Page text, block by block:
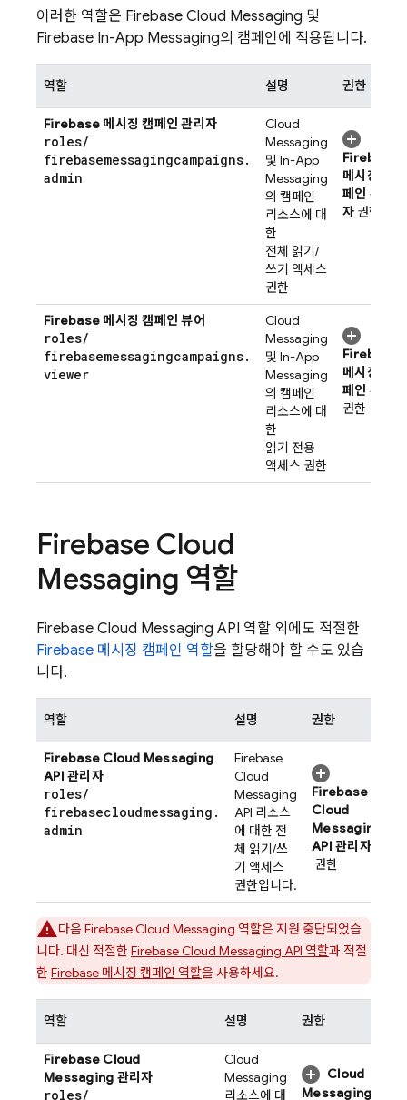
이러한 역할은 Firebase Cloud Messaging 및
Firebase In-App Messaging의 캠페인에 적용됩니다.
역할 설명 권한
Firebase 메시징 캠페인 관리자
roles/
firebasemessagingcampaigns.
admin
Cloud
Messaging
및 In-App
Messaging
의 캠페인
리소스에 대
한
전체 읽기/
쓰기 액세스
권한
Firebase
메시징 캠
페인 관리
자 권한
Firebase 메시징 캠페인 뷰어
roles/
firebasemessagingcampaigns.
viewer
Cloud
Messaging
및 In-App
Messaging
의 캠페인
리소스에 대
한
읽기 전용
액세스 권한
Firebase
메시징 캠
페인 뷰어
권한
Firebase Cloud
Messaging 역할
Firebase Cloud Messaging API 역할 외에도 적절한
Firebase 메시징 캠페인 역할을 할당해야 할 수도 있습
니다.
역할 설명 권한
Firebase Cloud Messaging
API 관리자
roles/
firebasecloudmessaging .
admin
Firebase
Cloud
Messaging
API 리소스
에 대한 전
체 읽기/쓰
기 액세스
권한입니다.
Firebase
Cloud
Messaging
API 관리자
권한
다음Firebase Cloud Messaging 역할은 지원 중단되었습
니다. 대신 적절한 Firebase Cloud Messaging API 역할과 적절
한 Firebase 메시징 캠페인 역할을 사용하세요.
역할 설명 권한
Firebase Cloud
Messaging 관리자
roles/
Cloud
Messaging
리소스에 대
Cloud
Messaging